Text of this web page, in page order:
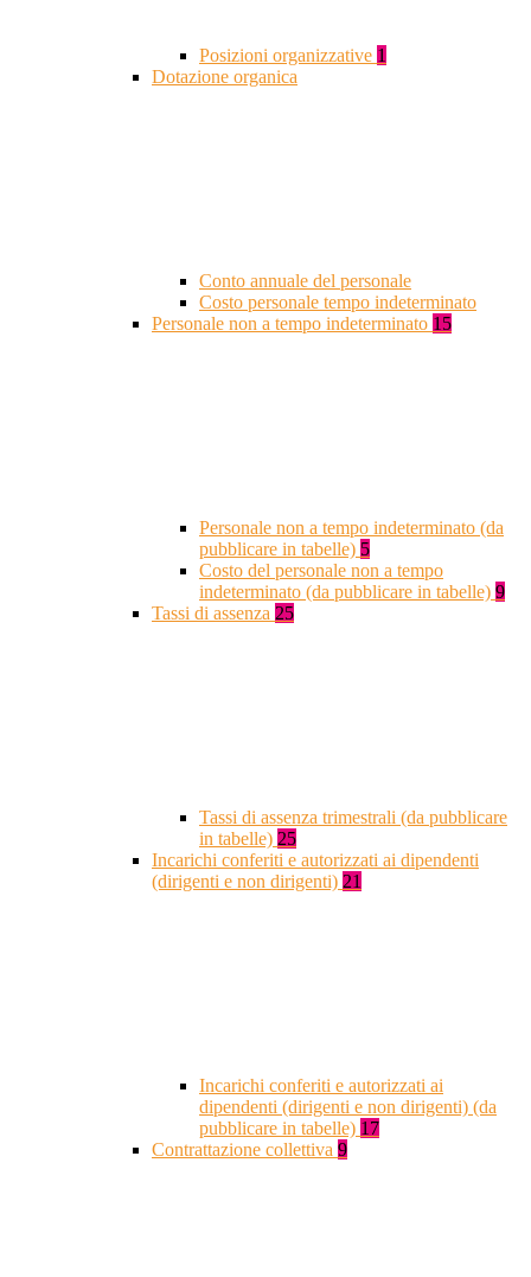
Posizioni organizzative 1
Dotazione organica
Conto annuale del personale
Costo personale tempo indeterminato
Personale non a tempo indeterminato 15
Personale non a tempo indeterminato (da
pubblicare in tabelle) 5
Costo del personale non a tempo
indeterminato (da pubblicare in tabelle) 9
Tassi di assenza 25
Tassi di assenza trimestrali (da pubblicare
in tabelle) 25
Incarichi conferiti e autorizzati ai dipendenti
(dirigenti e non dirigenti) 21
Incarichi conferiti e autorizzati ai
dipendenti (dirigenti e non dirigenti) (da
pubblicare in tabelle) 17
Contrattazione collettiva 9